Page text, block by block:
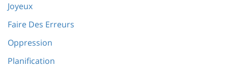
Joyeux
Faire Des Erreurs
Oppression
Planification